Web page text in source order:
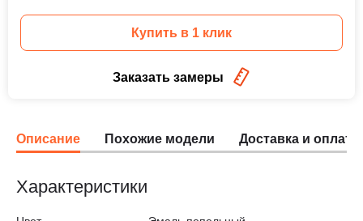
Купить в 1 клик
Заказать замеры
Описание Похожие модели Доставка и оплата
Характеристики